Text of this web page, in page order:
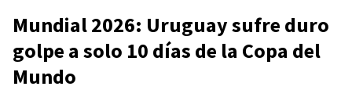
Mundial 2026: Uruguay sufre duro
golpe a solo 10 días de la Copa del
Mundo